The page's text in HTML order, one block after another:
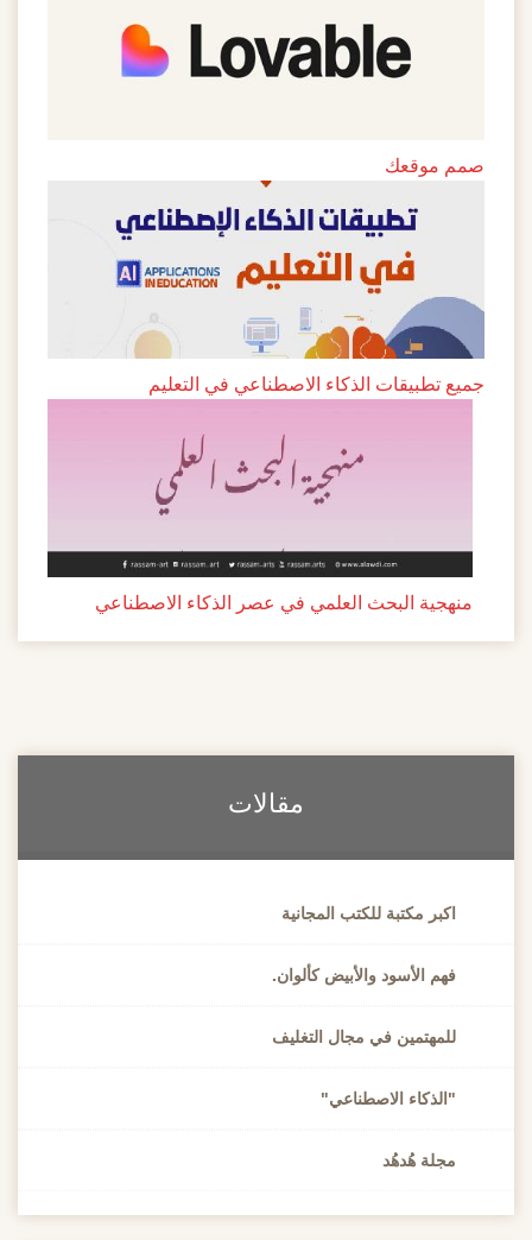
صمم موقعك
جميع تطبيقات الذكاء الاصطناعي في التعليم
منهجية البحث العلمي في عصر الذكاء الاصطناعي
مقالات
اكبر مكتبة للكتب المجانية
فهم الأسود والأبيض كألوان.
للمهتمين في مجال التغليف
"الذكاء الاصطناعي"
مجلة هُدهُد